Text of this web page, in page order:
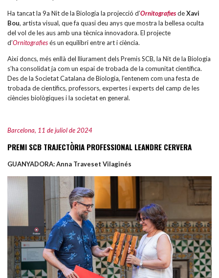
Ha tancat la 9a Nit de la Biologia la projecció d’Ornitografies deXavi
Bou , artista visual, que fa quasi deu anys que mostra la bellesa oculta
del vol de les aus amb una tècnica innovadora. El projecte
d’Ornitografies és un equilibri entre art i ciència.
Així doncs, més enllà del lliurament dels Premis SCB, la Nit de la Biologia
s’ha consolidat ja com un espai de trobada de la comunitat científica.
Des de la Societat Catalana de Biologia, l’entenem com una festa de
trobada de científics, professors, expertes i experts del camp de les
ciències biològiques i la societat en general.
Barcelona, 11 de juliol de 2024
PREMI SCB TRAJECTÒRIA PROFESSIONAL LEANDRE CERVERA
GUANYADORA: Anna Traveset Vilaginés